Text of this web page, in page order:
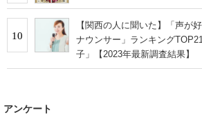
10
【関西の人に聞いた】「声が
ナウンサー」ランキング
子」【2023年最新調査結果】
アンケート